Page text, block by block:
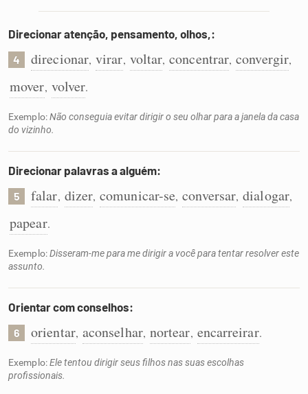
Direcionar atenção, pensamento, olhos,:
4 direcionar, virar, voltar, concentrar, convergir,
mover, volver.
Exemplo:Não conseguia evitar dirigir o seu olhar para a janela da casa
do vizinho.
Direcionar palavras a alguém:
5 falar, dizer, comunicar-se, conversar, dialogar,
papear.
Exemplo:Disseram-me para me dirigir a você para tentar resolver este
assunto.
Orientar com conselhos:
6 orientar, aconselhar, nortear, encarreirar.
Exemplo:Ele tentou dirigir seus filhos nas suas escolhas
profissionais.